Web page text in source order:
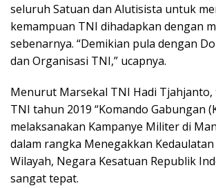
seluruh Satuan dan Alutisista untuk
kemampuan TNI dihadapkan dengan
sebenarnya. “Demikian pula dengan
dan Organisasi TNI,” ucapnya.
Menurut Marsekal TNI Hadi Tjahjanto,
TNI tahun 2019 “Komando Gabungan
melaksanakan Kampanye Militer di
dalam rangka Menegakkan
Wilayah, Negara Kesatuan Republik
sangat tepat.